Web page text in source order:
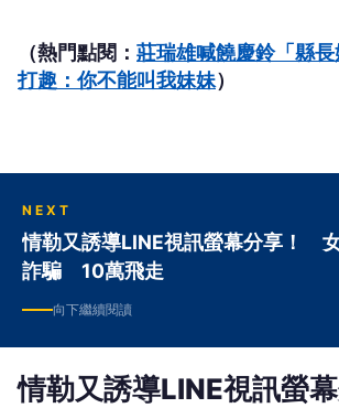
（熱門點閱： 莊瑞雄喊饒慶鈴「縣
打趣：你不能叫我妹妹）
NEXT
情勒又誘導LINE視訊螢幕分享！
詐騙 10萬飛走
向下繼續閱讀
情勒又誘導LINE視訊螢